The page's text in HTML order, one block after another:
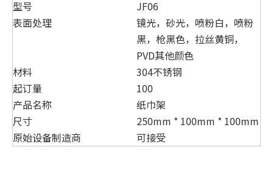
型号
JF06
表面处理
镜光，砂光，喷粉白，喷粉
黑，枪黑色，拉丝黄铜，
PVD其他颜色
材料
304不锈钢
起订量
100
产品名称
纸巾架
尺寸
250mm * 100mm * 100mm
原始设备制造商
可接受